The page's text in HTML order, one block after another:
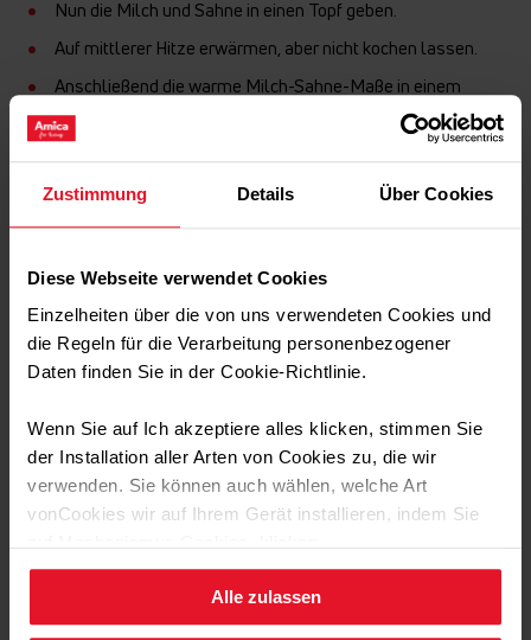
Zustimmung Details Über Cookies
Diese Webseite verwendet Cookies
Einzelheiten über die von uns verwendeten Cookies und
die Regeln für die Verarbeitung personenbezogener
Daten finden Sie in der Cookie-Richtlinie.
Wenn Sie auf Ich akzeptiere alles klicken, stimmen Sie
der Installation aller Arten von Cookies zu, die wir
verwenden. Sie können auch wählen, welche Art
vonCookies wir auf Ihrem Gerät installieren, indem Sie
Sie können Ihre Cookie-Einstellungen jederzeit ändern,
indem Sie die Cookie-Richtlinie .aufrufen.
Alle zulassen
Nun die Milch und Sahne in einen Topf geben.
Auf mittlerer Hitze erwärmen, aber nicht kochen lassen.
Anschließend die warme Milch-Sahne-Maße in einem
kleinen Strahl und unter Rühren zu der Eismasse rühren.
Die Masse sollte dabei nicht stocken.
Nach dem Rühren wieder in den Topf geben und unter
Rühren erhitzen, bis die Maße leicht Puddingartig wird,
dann sofort vom Herd nehmen und leicht abkühlen lassen.
Anschließend die Maße in eine Kastenform (ca. 17 cm lang)
geben.
Nach Belieben Kugeln abnehmen und mit etwas weiterem
schwarzen Sesam bestreut servieren.
Entdecken Sie unsere anderen
Rezepte
Frühstück Gebäck und Kuchen